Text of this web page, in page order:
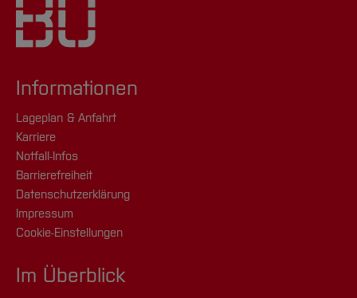
Informationen
Lageplan & Anfahrt
Karriere
Notfall-Infos
Barrierefreiheit
Datenschutzerklärung
Impressum
Cookie-Einstellungen
Im Überblick